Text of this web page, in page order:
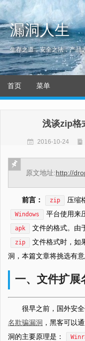
漏洞人生
生存之道，安全之法，产品
首页 菜单
浅谈zip格
2016-10-24
原文地址:http://
前言： zip 压缩
Windows 平台使用来
apk 文件的格式。由
zip
文件格式时，如
洞，本篇文章将挑选有意
一、文件扩展
很早之前，国外安
名欺骗漏洞 ，黑客可以
洞的主要原理是：